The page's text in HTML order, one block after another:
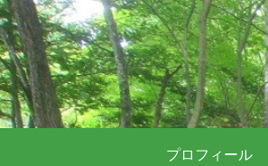
プロフィール